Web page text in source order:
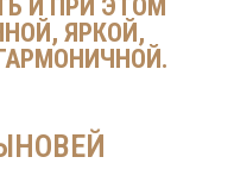
И ПРИ ЭТОМ
ЯРКОЙ,